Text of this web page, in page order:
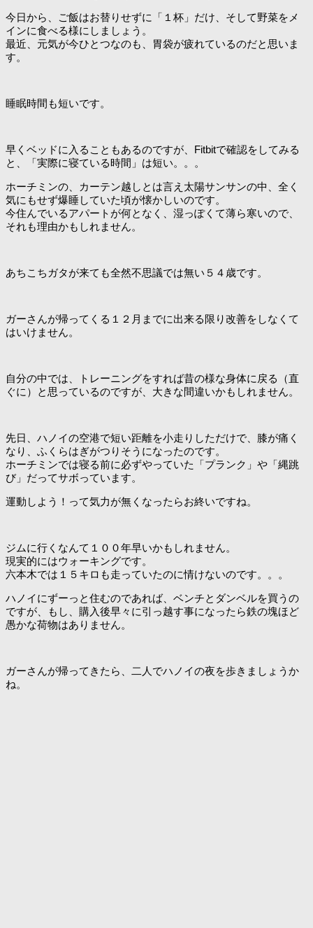
今日から、ご飯はお替りせずに「１杯」だけ、そして野菜をメ
インに食べる様にしましょう。
最近、元気が今ひとつなのも、胃袋が疲れているのだと思いま
す。
睡眠時間も短いです。
早くベッドに入ることもあるのですが、Fitbitで確認をしてみる
と、「実際に寝ている時間」は短い。。。
ホーチミンの、カーテン越しとは言え太陽サンサンの中、全く
気にもせず爆睡していた頃が懐かしいのです。
今住んでいるアパートが何となく、湿っぽくて薄ら寒いので、
それも理由かもしれません。
あちこちガタが来ても全然不思議では無い５４歳です。
ガーさんが帰ってくる１２月までに出来る限り改善をしなくて
はいけません。
自分の中では、トレーニングをすれば昔の様な身体に戻る（直
ぐに）と思っているのですが、大きな間違いかもしれません。
先日、ハノイの空港で短い距離を小走りしただけで、膝が痛く
なり、ふくらはぎがつりそうになったのです。
ホーチミンでは寝る前に必ずやっていた「プランク」や「縄跳
び」だってサボっています。
運動しよう！って気力が無くなったらお終いですね。
ジムに行くなんて１００年早いかもしれません。
現実的にはウォーキングです。
六本木では１５キロも走っていたのに情けないのです。。。
ハノイにずーっと住むのであれば、ベンチとダンベルを買うの
ですが、もし、購入後早々に引っ越す事になったら鉄の塊ほど
愚かな荷物はありません。
ガーさんが帰ってきたら、二人でハノイの夜を歩きましょうか
ね。